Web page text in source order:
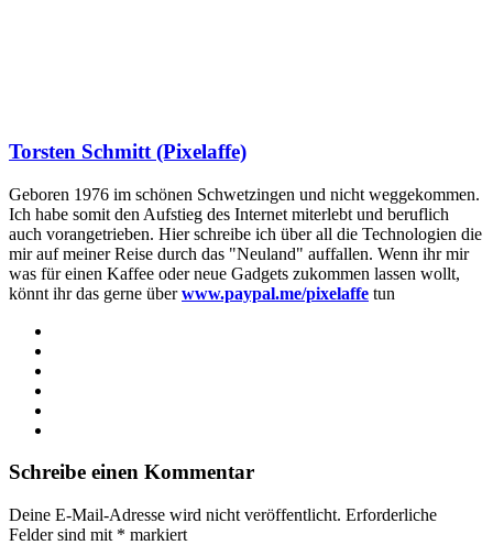
Torsten Schmitt (Pixelaffe)
Geboren 1976 im schönen Schwetzingen und nicht weggekommen.
Ich habe somit den Aufstieg des Internet miterlebt und beruflich
auch vorangetrieben. Hier schreibe ich über all die Technologien die
mir auf meiner Reise durch das "Neuland" auffallen. Wenn ihr mir
was für einen Kaffee oder neue Gadgets zukommen lassen wollt,
könnt ihr das gerne überwww.paypal.me/pixelaffe tun
Schreibe einen Kommentar
Deine E-Mail-Adresse wird nicht veröffentlicht. Erforderliche
Felder sind mit * markiert